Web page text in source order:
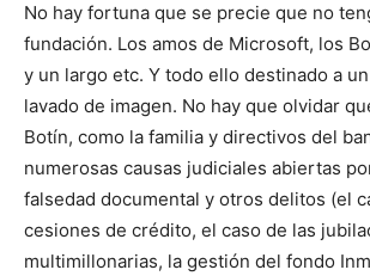
No hay fortuna que se precie que no
fundación. Los amos de Microsoft, los
y un largo etc. Y todo ello destinado a
lavado de imagen. No hay que olvidar
Botín, como la familia y directivos del
numerosas causas judiciales abiertas
falsedad documental y otros delitos (el
cesiones de crédito, el caso de las
multimillonarias, la gestión del fondo